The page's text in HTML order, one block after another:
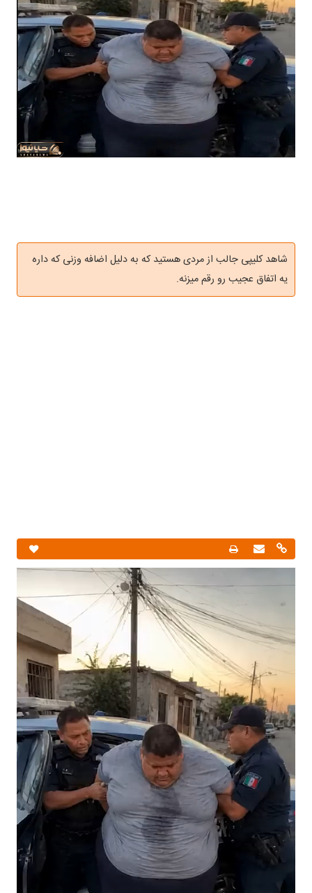
شاهد کلیپی جالب از مردی هستید که به دلیل اضافه وزنی که داره
یه اتفاق عجیب رو رقم میزنه.